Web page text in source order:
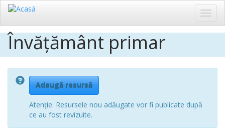
Sari
conținutul
principal
Învățământ primar
Adaugă resursă
Atenție: Resursele nou adăugate vor fi publicate după
ce au fost revizuite.